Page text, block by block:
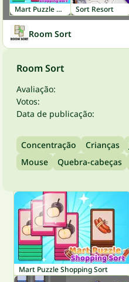
Mart Puzzle Shopping Sort Sort Resort
Room Sort
Room Sort
Avaliação:
Votos:
Data de publicação:
Concentração Crianças
Mouse
Quebra-cabeças
Mart Puzzle Shopping Sort